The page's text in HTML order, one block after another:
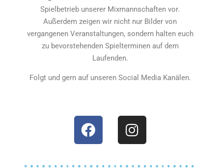
Spielbetrieb unserer Mixmannschaften vor.
Außerdem zeigen wir nicht nur Bilder von
vergangenen Veranstaltungen, sondern halten euch
zu bevorstehenden Spielterminen auf dem
Laufenden.
Folgt und gern auf unseren Social Media Kanälen.